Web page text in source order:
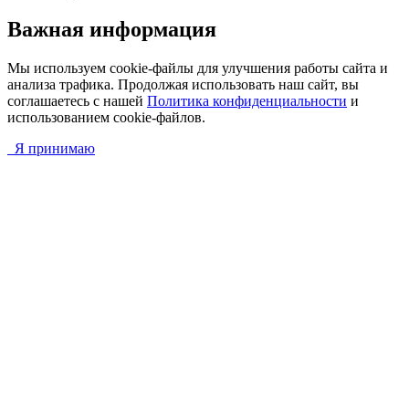
Важная информация
Мы используем cookie-файлы для улучшения работы сайта и
анализа трафика. Продолжая использовать наш сайт, вы
соглашаетесь с нашей Политика конфиденциальности и
использованием cookie-файлов.
Я принимаю